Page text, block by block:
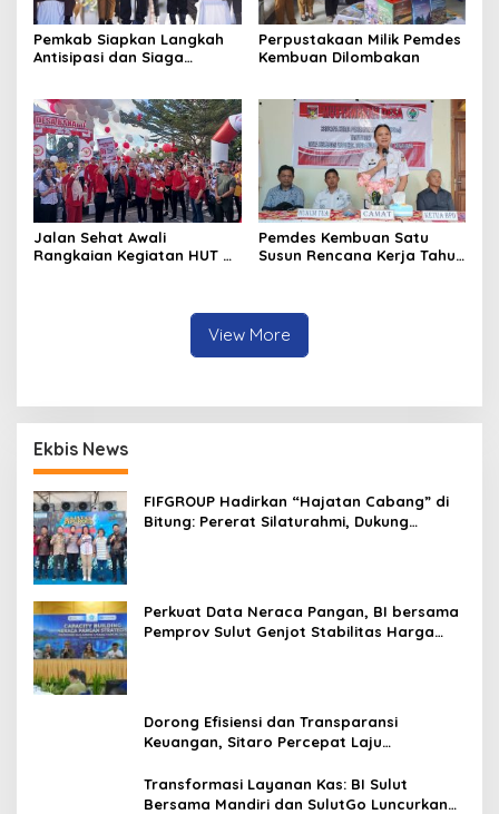
Pemkab Siapkan Langkah
Antisipasi dan Siaga
Perpustakaan Milik Pemdes
Kembuan Dilombakan
Jalan Sehat Awali
Rangkaian Kegiatan HUT RI
Pemdes Kembuan Satu
Susun Rencana Kerja Tahun
View More
Ekbis News
FIFGROUP Hadirkan “Hajatan Cabang” di
Bitung: Pererat Silaturahmi, Dukung
Perkuat Data Neraca Pangan, BI bersama
Pemprov Sulut Genjot Stabilitas Harga
Dorong Efisiensi dan Transparansi
Keuangan, Sitaro Percepat Laju
Transformasi Layanan Kas: BI Sulut
Bersama Mandiri dan SulutGo Luncurkan